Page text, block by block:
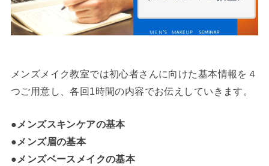
メンズメイク教室では初心者さんに向けた基本情報を４
つご用意し、各回1時間の内容でお伝えしていきます。
●メンズスキンケアの基本
●メンズ眉の基本
●メンズベースメイクの基本